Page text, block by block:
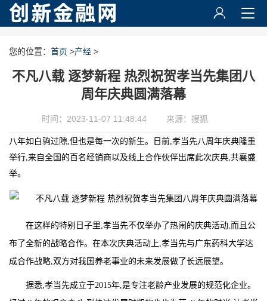
您的位置： 首页 >产经 >
不凡八载 逐梦新程 热烈祝贺孝当先集团八
周年庆典圆满落幕
时间：2023-11-07 11:48:44 来源：搜狐
八年如白驹过隙,但也是每一次的新生。日前,孝当先八周年庆典隆重
举行,来自全国的百名经销商以及线上合作伙伴出席此次庆典,共襄盛
举。
在这样的特别日子里,孝当先不仅举办了热闹的庆典活动,而且公
布了全新的战略合作。在本次庆典活动上,孝当先与广东药科大学达
成合作战略,双方对我国养老事业的未来发展做了长远展望。
据悉,孝当先成立于2015年,是专注老龄产业发展的规范化企业。